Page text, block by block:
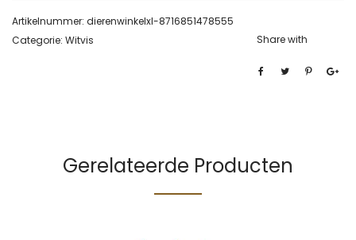
Artikelnummer: dierenwinkelxl-8716851478555
Categorie: Witvis Share with
Gerelateerde Producten